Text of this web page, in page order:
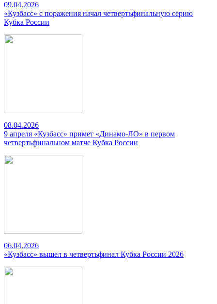
09.04.2026
«Кузбасс» с поражения начал четвертьфинальную серию
Кубка России
08.04.2026
9 апреля «Кузбасс» примет «Динамо-ЛО» в первом
четвертьфинальном матче Кубка России
06.04.2026
«Кузбасс» вышел в четвертьфинал Кубка России 2026